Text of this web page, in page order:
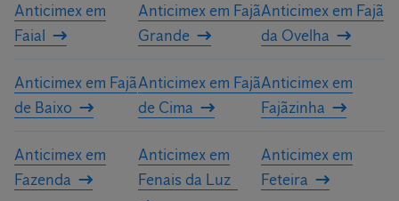
Anticimex em
Faial
Anticimex em Fajã
Grande
Anticimex em Fajã
da Ovelha
Anticimex em Fajã
de Baixo
Anticimex em Fajã
de Cima
Anticimex em
Fajãzinha
Anticimex em
Fazenda
Anticimex em
Fenais da Luz
Anticimex em
Feteira